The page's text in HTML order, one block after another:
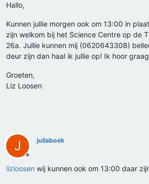
Hallo,
Kunnen jullie morgen ook om 13:00 in
zijn welkom bij het Science Centre op de
26a. Jullie kunnen mij (0620643308)
deur zijn dan haal ik jullie op! Ik hoor
Groeten,
Liz Loosen
J
Offline
juliaboek
lizloosen wij kunnen ook om 13:00 daar